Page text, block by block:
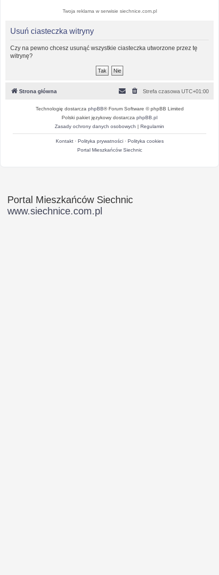
Twoja reklama w serwisie siechnice.com.pl
Usuń ciasteczka witryny
Czy na pewno chcesz usunąć wszystkie ciasteczka utworzone przez tę
witrynę?
Strona główna Strefa czasowa UTC+01:00
Technologię dostarcza phpBB® Forum Software © phpBB Limited
Polski pakiet językowy dostarcza phpBB.pl
Zasady ochrony danych osobowych | Regulamin
Kontakt· Polityka prywatności· Polityka cookies
Portal Mieszkańców Siechnic
Portal Mieszkańców Siechnic
www.siechnice.com.pl